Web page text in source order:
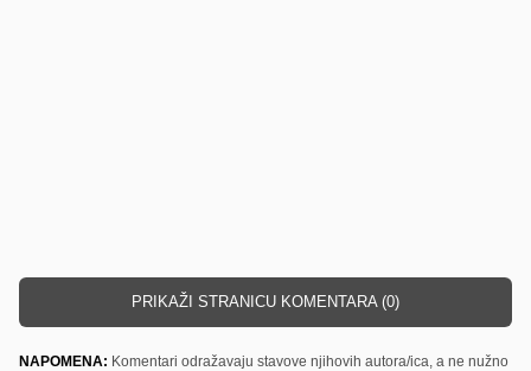
PRIKAŽI STRANICU KOMENTARA (0)
NAPOMENA: Komentari odražavaju stavove njihovih autora/ica, a ne nužno